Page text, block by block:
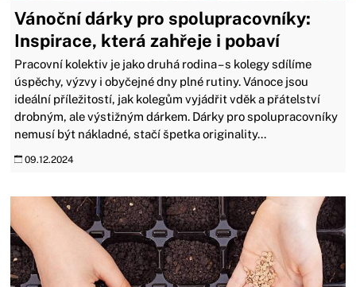
Vánoční dárky pro spolupracovníky:
Inspirace, která zahřeje i pobaví
Pracovní kolektiv je jako druhá rodina – s kolegy sdílíme
úspěchy, výzvy i obyčejné dny plné rutiny. Vánoce jsou
ideální příležitostí, jak kolegům vyjádřit vděk a přátelství
drobným, ale výstižným dárkem. Dárky pro spolupracovníky
nemusí být nákladné, stačí špetka originality...
09.12.2024